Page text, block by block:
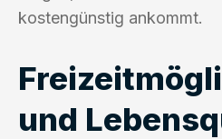
kostengünstig ankommt.
und